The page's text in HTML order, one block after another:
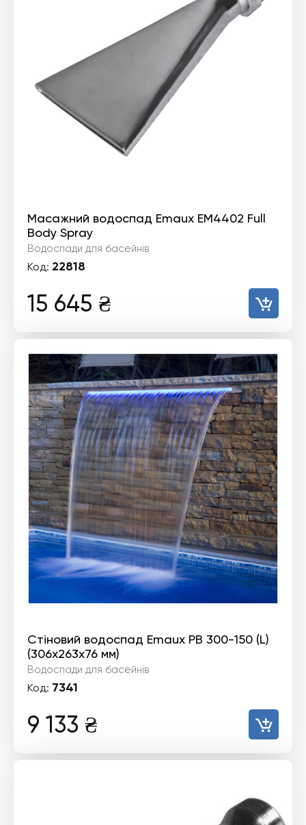
Масажний водоспад Emaux EM4402 Full
Body Spray
Водоспади для басейнів
Код: 22818
15 645 ₴
Стіновий водоспад Emaux PB 300-150 (L)
(306х263х76 мм)
Водоспади для басейнів
Код: 7341
9 133 ₴